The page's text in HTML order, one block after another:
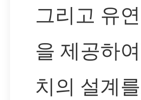
그리고 유
을 제공하
치의 설계